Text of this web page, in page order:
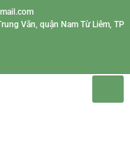
Văn, quận Nam Từ Liêm, TP